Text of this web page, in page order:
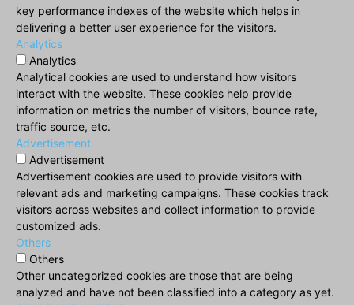
key performance indexes of the website which helps in
delivering a better user experience for the visitors.
Analytics
Analytics
Analytical cookies are used to understand how visitors
interact with the website. These cookies help provide
information on metrics the number of visitors, bounce rate,
traffic source, etc.
Advertisement
Advertisement
Advertisement cookies are used to provide visitors with
relevant ads and marketing campaigns. These cookies track
visitors across websites and collect information to provide
customized ads.
Others
Others
Other uncategorized cookies are those that are being
analyzed and have not been classified into a category as yet.